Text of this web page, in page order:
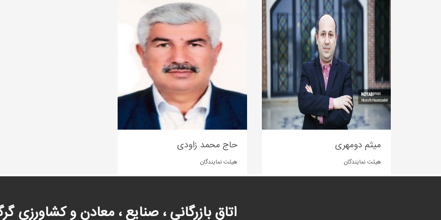
میثم دومهری
هیئت نمایندگان
حاج محمد زاودی
هیئت نمایندگان
اتاق بازرگانی ، صنایع ، معادن و کشاورزی